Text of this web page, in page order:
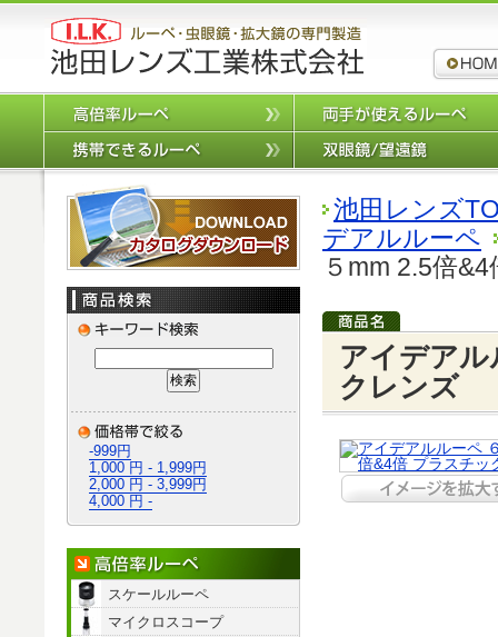
携帯できるルーペ
-999円
1,000 円 - 1,999円
2,000 円 - 3,999円
4,000 円 -
スケールルーペ
マイクロスコープ
池田レンズ
デアルルーペ
５mm 2.5倍
アイデアル
クレンズ